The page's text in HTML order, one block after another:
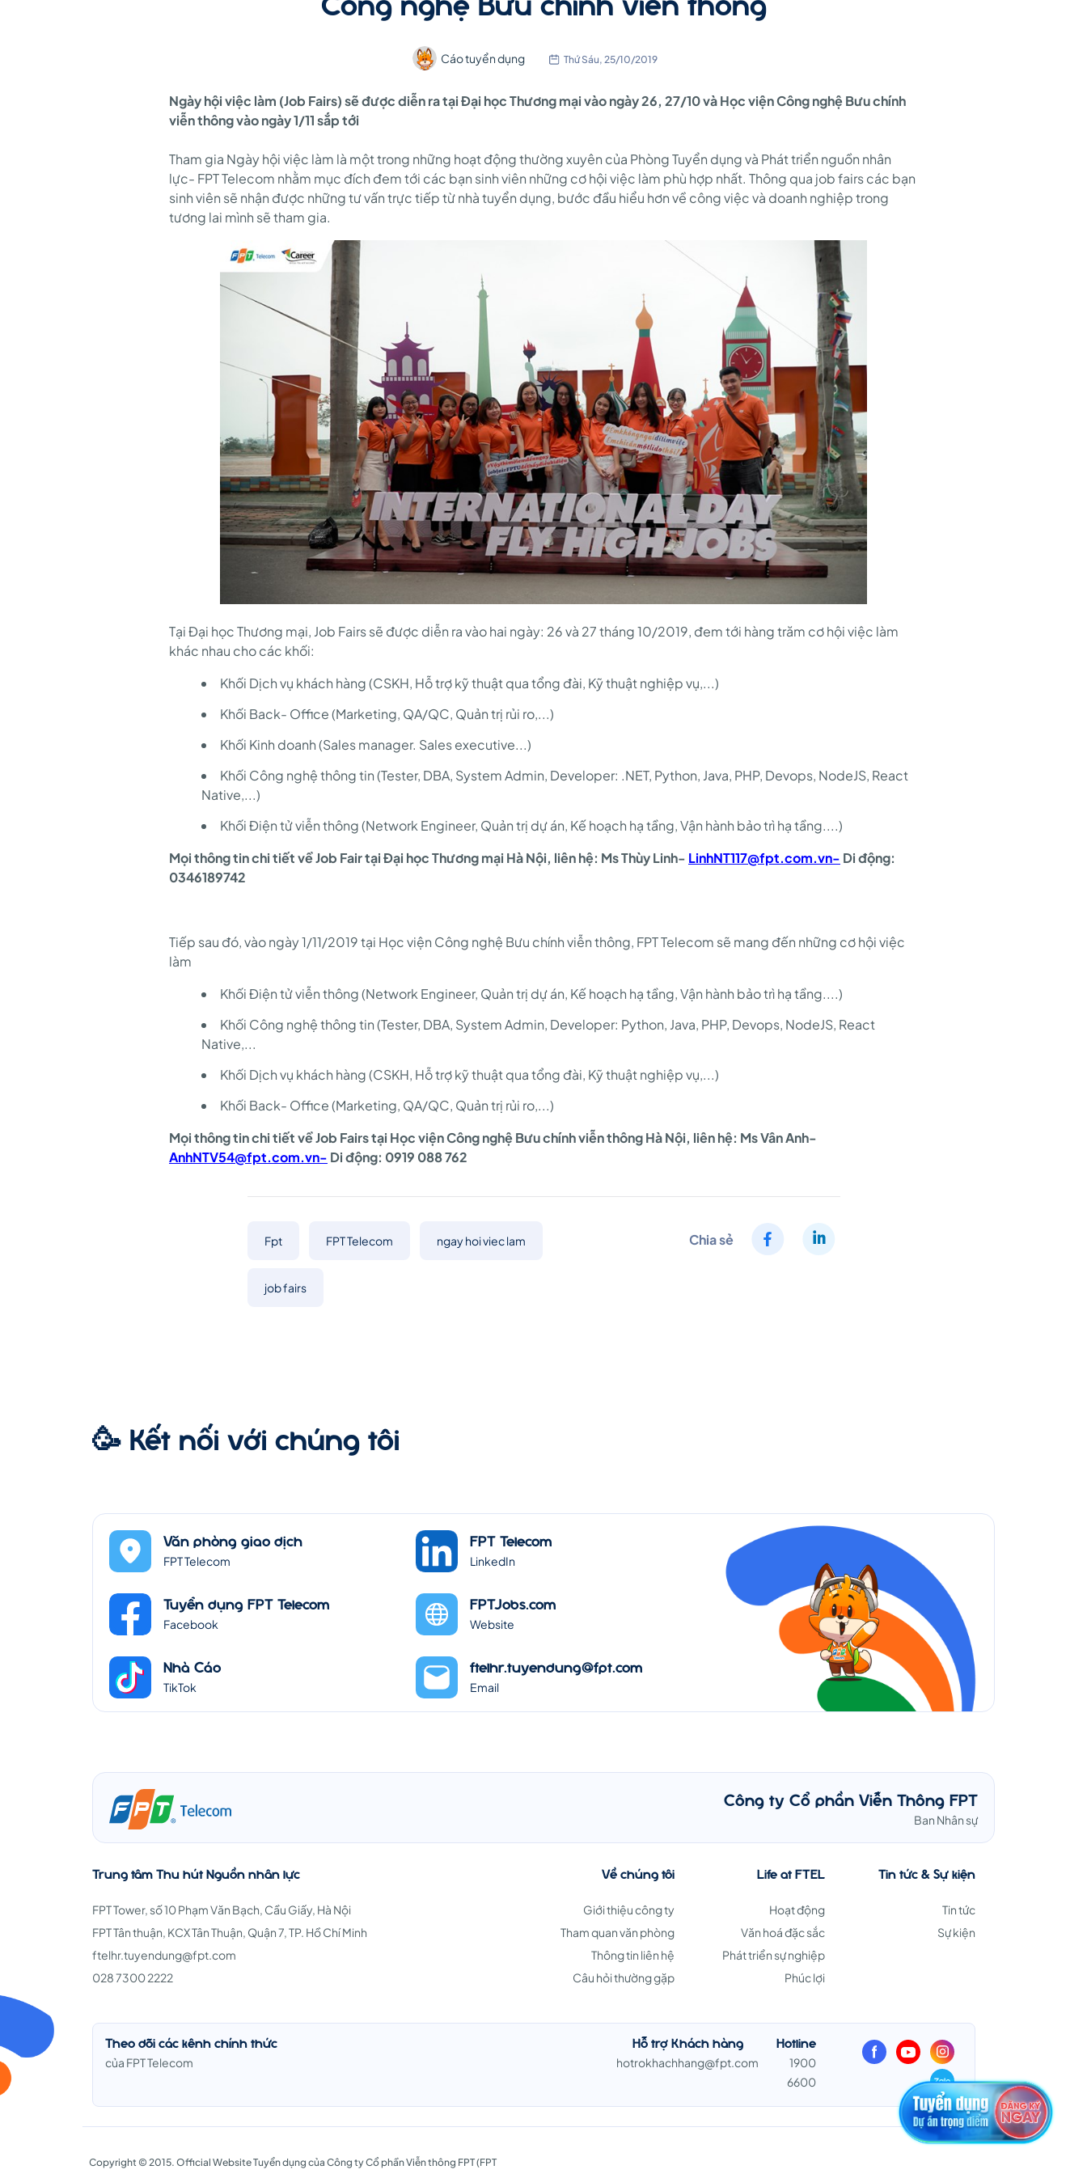
Cáo tuyển dụng Thứ Sáu, 25/10/2019
Ngày hội việc làm (Job Fairs) sẽ được diễn ra tại Đại học Thương mại vào ngày 26, 27/10 và Học viện Công nghệ Bưu chính
viễn thông vào ngày 1/11 sắp tới
Tham gia Ngày hội việc làm là một trong những hoạt động thường xuyên của Phòng Tuyển dụng và Phát triển nguồn nhân
lực- FPT Telecom nhằm mục đích đem tới các bạn sinh viên những cơ hội việc làm phù hợp nhất. Thông qua job fairs các bạn
sinh viên sẽ nhận được những tư vấn trực tiếp từ nhà tuyển dụng, bước đầu hiểu hơn về công việc và doanh nghiệp trong
tương lai mình sẽ tham gia.
Tại Đại học Thương mại, Job Fairs sẽ được diễn ra vào hai ngày: 26 và 27 tháng 10/2019, đem tới hàng trăm cơ hội việc làm
khác nhau cho các khối:
Khối Dịch vụ khách hàng (CSKH, Hỗ trợ kỹ thuật qua tổng đài, Kỹ thuật nghiệp vụ,...)
Khối Back- Office (Marketing, QA/QC, Quản trị rủi ro,...)
Khối Kinh doanh (Sales manager. Sales executive...)
Khối Công nghệ thông tin (Tester, DBA, System Admin, Developer: .NET, Python, Java, PHP, Devops, NodeJS, React
Native,...)
Khối Điện tử viễn thông (Network Engineer, Quản trị dự án, Kế hoạch hạ tầng, Vận hành bảo trì hạ tầng....)
Mọi thông tin chi tiết về Job Fair tại Đại học Thương mại Hà Nội, liên hệ: Ms Thùy Linh- LinhNT117@fpt.com.vn- Di động:
0346189742
Tiếp sau đó, vào ngày 1/11/2019 tại Học viện Công nghệ Bưu chính viễn thông, FPT Telecom sẽ mang đến những cơ hội việc
làm
Khối Điện tử viễn thông (Network Engineer, Quản trị dự án, Kế hoạch hạ tầng, Vận hành bảo trì hạ tầng....)
Khối Công nghệ thông tin (Tester, DBA, System Admin, Developer: Python, Java, PHP, Devops, NodeJS, React
Native,...
Khối Dịch vụ khách hàng (CSKH, Hỗ trợ kỹ thuật qua tổng đài, Kỹ thuật nghiệp vụ,...)
Khối Back- Office (Marketing, QA/QC, Quản trị rủi ro,...)
Mọi thông tin chi tiết về Job Fairs tại Học viện Công nghệ Bưu chính viễn thông Hà Nội, liên hệ: Ms Vân Anh-
AnhNTV54@fpt.com.vn- Di động: 0919 088 762
Fpt FPT Telecom ngay hoi viec lam
job fairs
Chia sẻ
🥳 Kết nối với chúng tôi
Văn phòng giao dịch
FPT Telecom
Tuyển dụng FPT Telecom
Facebook
Nhà Cáo
TikTok
FPT Telecom
LinkedIn
FPTJobs.com
Website
ftelhr.tuyendung@fpt.com
Email
Công ty Cổ phần Viễn Thông FPT
Ban Nhân sự
Trung tâm Thu hút Nguồn nhân lực
FPT Tower, số 10 Phạm Văn Bạch, Cầu Giấy, Hà Nội
FPT Tân thuận, KCX Tân Thuận, Quận 7, TP. Hồ Chí Minh
ftelhr.tuyendung@fpt.com
028 7300 2222
Về chúng tôi
Giới thiệu công ty
Tham quan văn phòng
Thông tin liên hệ
Câu hỏi thường gặp
Life at FTEL
Hoạt động
Văn hoá đặc sắc
Phát triển sự nghiệp
Phúc lợi
Tin tức & Sự kiện
Tin tức
Sự kiện
Theo dõi các kênh chính thức
của FPT Telecom
Hỗ trợ Khách hàng
hotrokhachhang@fpt.com
Hotline
1900
6600
Copyright © 2015. Official Website Tuyển dụng của Công ty Cổ phần Viễn thông FPT (FPT